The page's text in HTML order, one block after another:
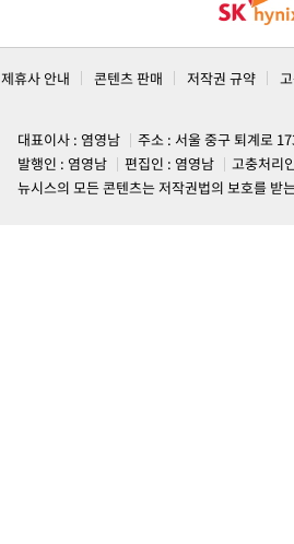
제휴사 안내 콘텐츠 판매 저작권 규약
대표이사 : 염영남
주소 : 서울 중구 퇴계로
발행인 : 염영남
편집인 : 염영남
고충처리
뉴시스의 모든 콘텐츠는 저작권법의 보호를